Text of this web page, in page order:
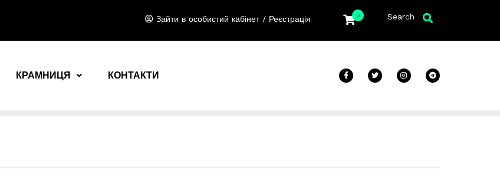
Зайти в особистий кабінет / Реєстрація 0 Search
КРАМНИЦЯ КОНТАКТИ